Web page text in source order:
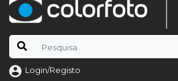
Login/Registo